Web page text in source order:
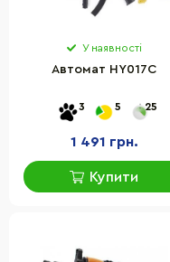
У наявності
Автомат HY017C
3 5 25
1 491 грн.
Купити